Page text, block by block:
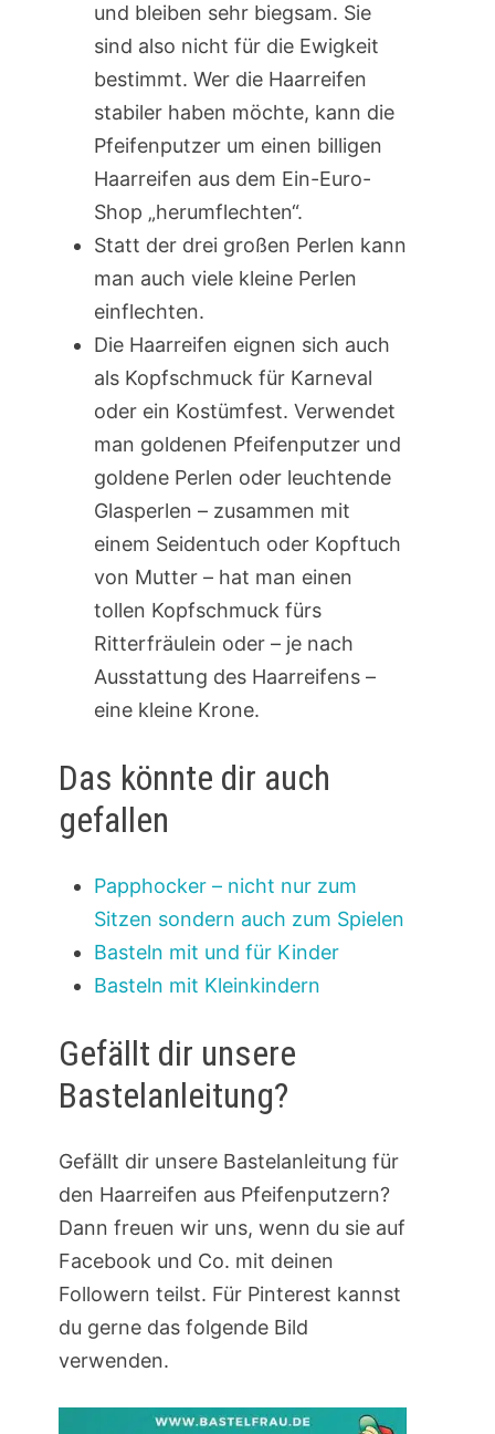
und bleiben sehr biegsam. Sie
sind also nicht für die Ewigkeit
bestimmt. Wer die Haarreifen
stabiler haben möchte, kann die
Pfeifenputzer um einen billigen
Haarreifen aus dem Ein-Euro-
Shop „herumflechten“.
Statt der drei großen Perlen kann
man auch viele kleine Perlen
einflechten.
Die Haarreifen eignen sich auch
als Kopfschmuck für Karneval
oder ein Kostümfest. Verwendet
man goldenen Pfeifenputzer und
goldene Perlen oder leuchtende
Glasperlen – zusammen mit
einem Seidentuch oder Kopftuch
von Mutter – hat man einen
tollen Kopfschmuck fürs
Ritterfräulein oder – je nach
Ausstattung des Haarreifens –
eine kleine Krone.
Das könnte dir auch
gefallen
Papphocker – nicht nur zum
Sitzen sondern auch zum Spielen
Basteln mit und für Kinder
Basteln mit Kleinkindern
Gefällt dir unsere
Bastelanleitung?
Gefällt dir unsere Bastelanleitung für
den Haarreifen aus Pfeifenputzern?
Dann freuen wir uns, wenn du sie auf
Facebook und Co. mit deinen
Followern teilst. Für Pinterest kannst
du gerne das folgende Bild
verwenden.